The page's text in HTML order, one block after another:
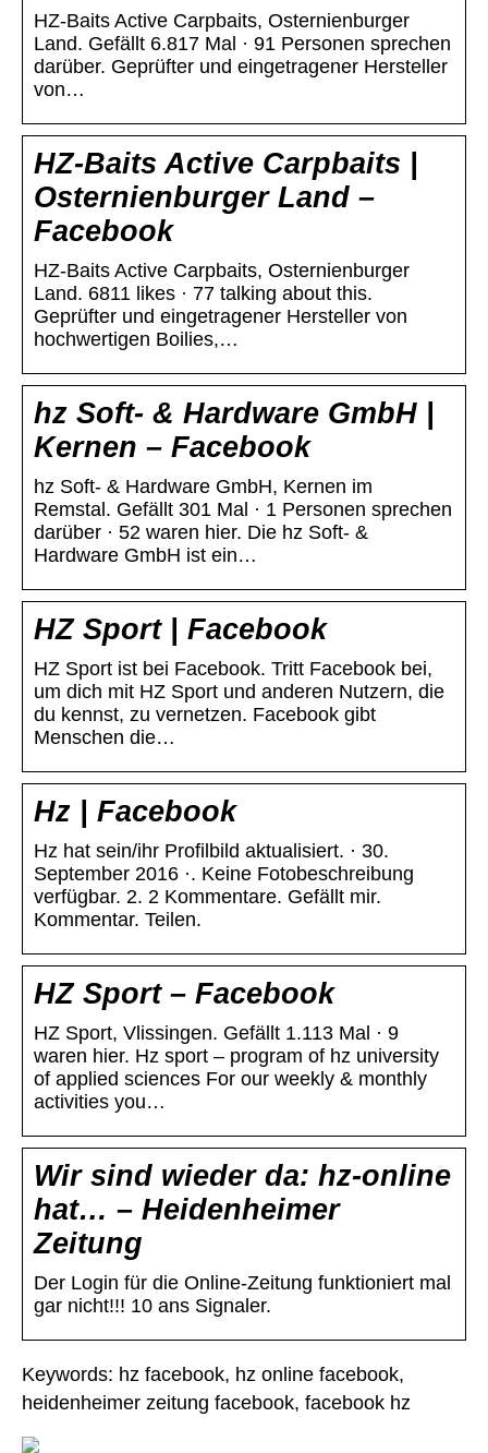
HZ-Baits Active Carpbaits, Osternienburger
Land. Gefällt 6.817 Mal · 91 Personen sprechen
darüber. Geprüfter und eingetragener Hersteller
von…
HZ-Baits Active Carpbaits |
Osternienburger Land –
Facebook
HZ-Baits Active Carpbaits, Osternienburger
Land. 6811 likes · 77 talking about this.
Geprüfter und eingetragener Hersteller von
hochwertigen Boilies,…
hz Soft- & Hardware GmbH |
Kernen – Facebook
hz Soft- & Hardware GmbH, Kernen im
Remstal. Gefällt 301 Mal · 1 Personen sprechen
darüber · 52 waren hier. Die hz Soft- &
Hardware GmbH ist ein…
HZ Sport | Facebook
HZ Sport ist bei Facebook. Tritt Facebook bei,
um dich mit HZ Sport und anderen Nutzern, die
du kennst, zu vernetzen. Facebook gibt
Menschen die…
Hz | Facebook
Hz hat sein/ihr Profilbild aktualisiert. · 30.
September 2016 ·. Keine Fotobeschreibung
verfügbar. 2. 2 Kommentare. Gefällt mir.
Kommentar. Teilen.
HZ Sport – Facebook
HZ Sport, Vlissingen. Gefällt 1.113 Mal · 9
waren hier. Hz sport – program of hz university
of applied sciences For our weekly & monthly
activities you…
Wir sind wieder da: hz-online
hat… – Heidenheimer
Zeitung
Der Login für die Online-Zeitung funktioniert mal
gar nicht!!! 10 ans Signaler.
Keywords: hz facebook, hz online facebook,
heidenheimer zeitung facebook, facebook hz